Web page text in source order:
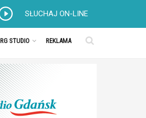
SŁUCHAJ ON-LINE
RG STUDIO REKLAMA